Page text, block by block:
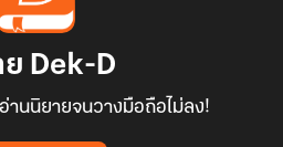
Dek-D
นนิยายจนวางมือถือไม่ลง!